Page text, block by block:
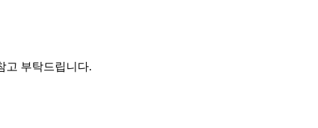
고 부탁드립니다.